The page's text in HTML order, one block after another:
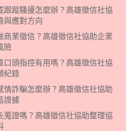
常對於自己的國家和民族有超強
而瞧不起其他國家的人，所以沙
跟蹤騷擾怎麼辦？高雄徵信社協
與應對方向
商業徵信？高雄徵信社協助企業
險
口頭指控有用嗎？高雄徵信社協
紀錄
情詐騙怎麼辦？高雄徵信社協助
證據
蒐證嗎？高雄徵信社協助整理協